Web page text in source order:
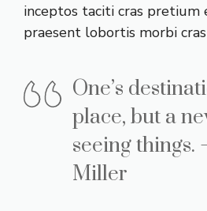
inceptos taciti cras pretium
praesent lobortis morbi
One’s
place, but a
seeing things.
Miller